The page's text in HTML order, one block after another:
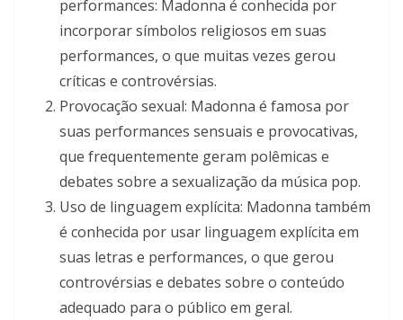
performances: Madonna é conhecida por
incorporar símbolos religiosos em suas
performances, o que muitas vezes gerou
críticas e controvérsias.
Provocação sexual: Madonna é famosa por
suas performances sensuais e provocativas,
que frequentemente geram polêmicas e
debates sobre a sexualização da música pop.
Uso de linguagem explícita: Madonna também
é conhecida por usar linguagem explícita em
suas letras e performances, o que gerou
controvérsias e debates sobre o conteúdo
adequado para o público em geral.